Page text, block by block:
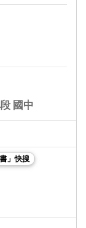
國中
」快搜